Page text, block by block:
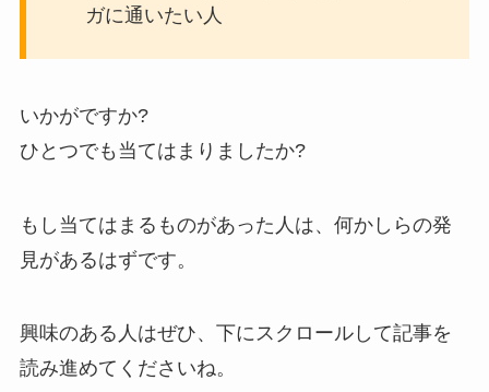
ガに通いたい人
いかがですか?
ひとつでも当てはまりましたか?
もし当てはまるものがあった人は、何かしらの発
見があるはずです。
興味のある人はぜひ、下にスクロールして記事を
読み進めてくださいね。